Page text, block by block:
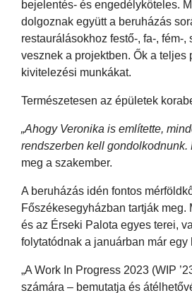
bejelentés- és engedélyköteles.
dolgoznak együtt a beruházás
restaurálásokhoz festő-, fa-, fém-
vesznek a projektben. Ők a
kivitelezési munkákat.
Természetesen az épületek
„Ahogy Veronika is említette,
rendszerben kell gondolkodnunk.
meg a szakember.
A beruházás idén fontos
Főszékesegyházban tartják
és az Érseki Palota egyes terei,
folytatódnak a januárban már
„A Work In Progress 2023 (WIP
számára – bemutatja és